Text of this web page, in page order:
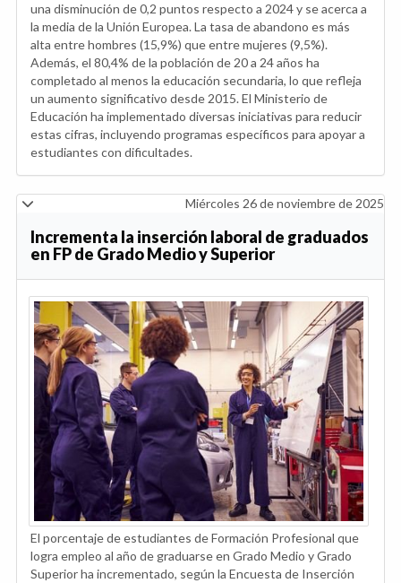
una disminución de 0,2 puntos respecto a 2024 y se acerca a
la media de la Unión Europea. La tasa de abandono es más
alta entre hombres (15,9%) que entre mujeres (9,5%).
Además, el 80,4% de la población de 20 a 24 años ha
completado al menos la educación secundaria, lo que refleja
un aumento significativo desde 2015. El Ministerio de
Educación ha implementado diversas iniciativas para reducir
estas cifras, incluyendo programas específicos para apoyar a
estudiantes con dificultades.
Miércoles 26 de noviembre de 2025
Incrementa la inserción laboral de graduados
en FP de Grado Medio y Superior
El porcentaje de estudiantes de Formación Profesional que
logra empleo al año de graduarse en Grado Medio y Grado
Superior ha incrementado, según la Encuesta de Inserción